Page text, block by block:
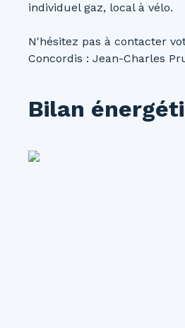
individuel gaz, local à vélo.
N'hésitez pas à contacter
Concordis : Jean-Charles
Bilan